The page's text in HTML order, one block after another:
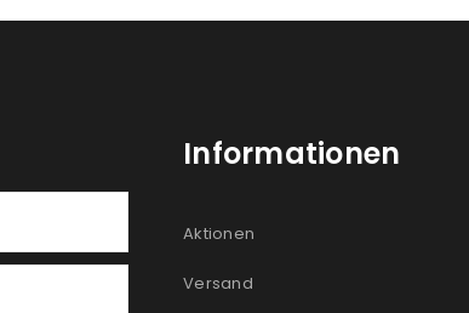
Informationen
Aktionen
Versand